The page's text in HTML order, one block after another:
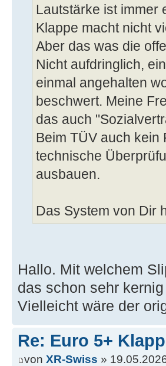
Lautstärke ist immer
Klappe macht nicht
Aber das was die
Nicht aufdringlich,
einmal angehalten
beschwert. Meine
das auch
Beim TÜV auch kein
technische
ausbauen.
Das System von Dir
Hallo. Mit welchem
das schon sehr
Vielleicht wäre der
Re: Euro 5+
von XR-Swiss »